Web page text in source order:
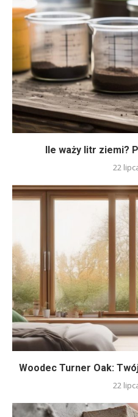
Ile waży litr ziemi?
22
Woodec Turner Oak:
22